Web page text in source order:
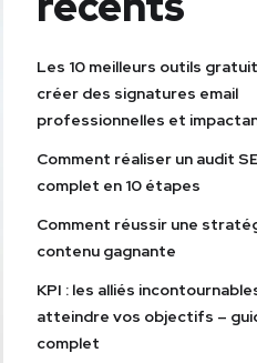
Les 10 meilleurs outils
créer des signatures email
professionnelles et
Comment réaliser un audit
complet en 10 étapes
Comment réussir une
contenu gagnante
KPI : les alliés
atteindre vos objectifs –
complet